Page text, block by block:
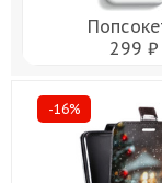
299 ₽
-16%